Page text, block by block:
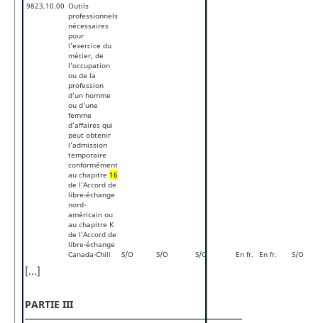
9823.10.00 Outils
professionnels
nécessaires
pour
l’exercice du
métier, de
l’occupation
ou de la
profession
d’un homme
ou d’une
femme
d’affaires qui
peut obtenir
l’admission
temporaire
conformément
au chapitre 16
de l’Accord de
libre-échange
nord-
américain ou
au chapitre K
de l’Accord de
libre-échange
Canada-Chili
S/O S/O S/O En fr. En fr. S/O
[...]
PARTIE III